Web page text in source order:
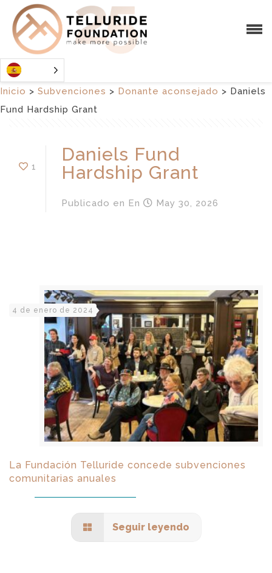
Inicio > Subvenciones > Donante aconsejado > Daniels
Fund Hardship Grant
1
Daniels Fund
Hardship Grant
Publicado en En May 30, 2026
4 de enero de 2024
La Fundación Telluride concede subvenciones
comunitarias anuales
Seguir leyendo